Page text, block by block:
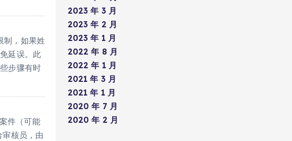
制，如果姓
延误。此
步骤有时
件（可能
核员，由
2023 年 3 月
2023 年 2 月
2023 年 1 月
2022 年 8 月
2022 年 1 月
2021 年 3 月
2021 年 1 月
2020 年 7 月
2020 年 2 月